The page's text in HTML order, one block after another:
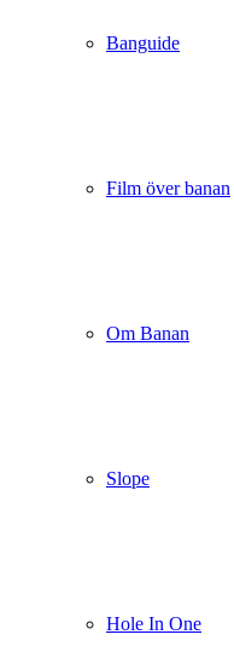
Banguide
Film över banan
Om Banan
Slope
Hole In One